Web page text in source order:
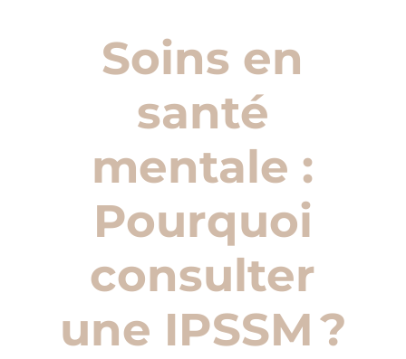
Soins en
santé
mentale :
Pourquoi
consulter
une IPSSM ?